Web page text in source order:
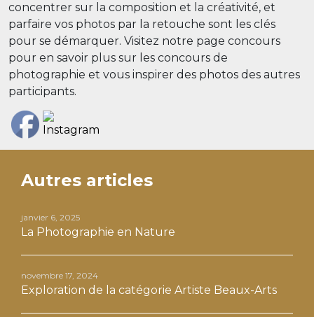
concentrer sur la composition et la créativité, et
parfaire vos photos par la retouche sont les clés
pour se démarquer. Visitez notre page concours
pour en savoir plus sur les concours de
photographie et vous inspirer des photos des autres
participants.
Autres articles
janvier 6, 2025
La Photographie en Nature
novembre 17, 2024
Exploration de la catégorie Artiste Beaux-Arts